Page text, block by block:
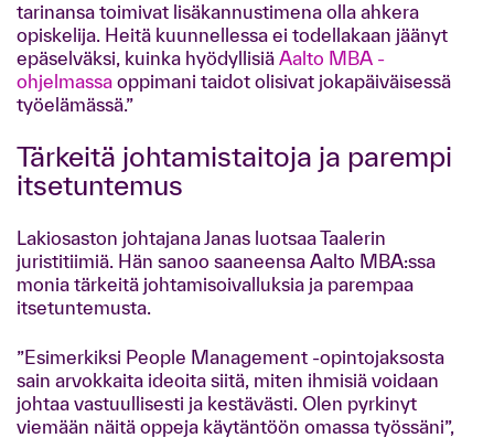
tarinansa toimivat lisäkannustimena olla ahkera
opiskelija. Heitä kuunnellessa ei todellakaan jäänyt
epäselväksi, kuinka hyödyllisiä Aalto MBA -
ohjelmassa oppimani taidot olisivat jokapäiväisessä
työelämässä.”
Tärkeitä johtamistaitoja ja parempi
itsetuntemus
Lakiosaston johtajana Janas luotsaa Taalerin
juristitiimiä. Hän sanoo saaneensa Aalto MBA:ssa
monia tärkeitä johtamisoivalluksia ja parempaa
itsetuntemusta.
”Esimerkiksi People Management -opintojaksosta
sain arvokkaita ideoita siitä, miten ihmisiä voidaan
johtaa vastuullisesti ja kestävästi. Olen pyrkinyt
viemään näitä oppeja käytäntöön omassa työssäni”,